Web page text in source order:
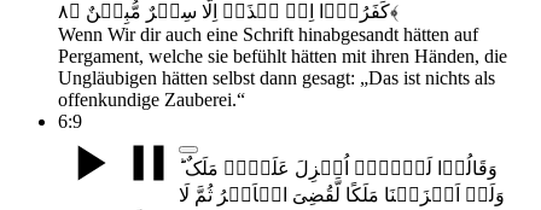
کَفَرُوۡۤا اِنۡ ہٰذَاۤ اِلَّا سِحۡرٌ مُّبِیۡنٌ ﴿۸﴾
Wenn Wir dir auch eine Schrift hinabgesandt hätten auf
Pergament, welche sie befühlt hätten mit ihren Händen, die
Ungläubigen hätten selbst dann gesagt: „Das ist nichts als
offenkundige Zauberei.“
6:9
وَقَالُوۡا لَوۡلَاۤ اُنۡزِلَ عَلَیۡہِ مَلَکٌ ؕ
وَلَوۡ اَنۡزَلۡنَا مَلَکًا لَّقُضِیَ الۡاَمۡرُ ثُمَّ لَا